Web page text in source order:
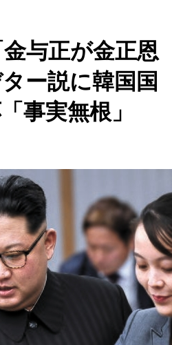
与正が金正恩
ー説に韓国国
事実無根」